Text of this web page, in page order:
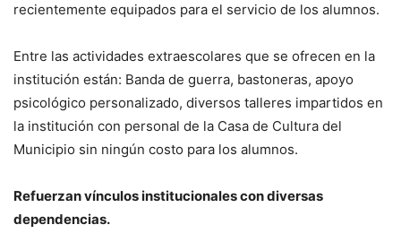
recientemente equipados para el servicio de los alumnos.
Entre las actividades extraescolares que se ofrecen en la
institución están: Banda de guerra, bastoneras, apoyo
psicológico personalizado, diversos talleres impartidos en
la institución con personal de la Casa de Cultura del
Municipio sin ningún costo para los alumnos.
Refuerzan vínculos institucionales con diversas
dependencias.